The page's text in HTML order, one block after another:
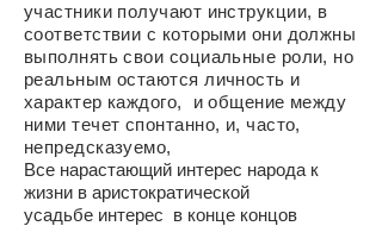
участники получают инструкции, в
соответствии с которыми они должны
выполнять свои социальные роли, но
реальным остаются личность и
характер каждого, и общение между
ними течет спонтанно, и, часто,
непредсказуемо,
Все нарастающий интерес народа к
жизни в аристократической
усадьбе интерес в конце концов